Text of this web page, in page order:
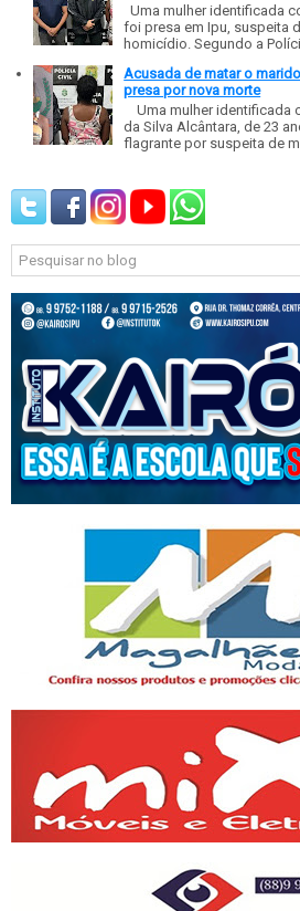
Uma mulher identificada
foi presa em Ipu, suspeita
homicídio. Segundo a
Acusada de matar o
presa por nova morte
Uma mulher identificada
da Silva Alcântara, de 23
flagrante por suspeita de